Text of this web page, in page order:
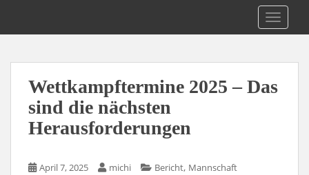
i
Wettkampftermine 2025 – Das
sind die nächsten
Herausforderungen
April 7, 2025 michi Bericht, Mannschaft